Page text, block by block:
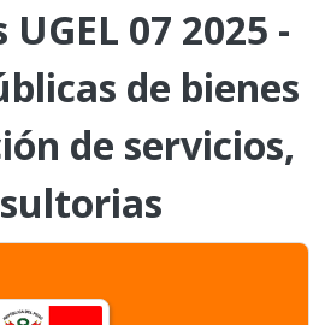
07 2025 -
de bienes
de servicios,